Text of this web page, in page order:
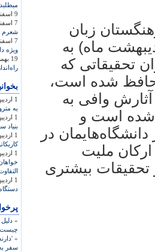
9 اسفند»
7 اسفند»
شعرم
7 اسفند»
ویژه
19 بهمن»
1 اردیبهشت »
به
1 اردیبهشت »
1 اردیبهشت »
1 اردیبهشت »
1 اردیبهشت »
دستگاه‌هاي
»
»
سفر
زبان
ماه) به
تحقیقاتی که
حافظ شده است،
وافی به
شده است و
در
ملیت
بیشتری